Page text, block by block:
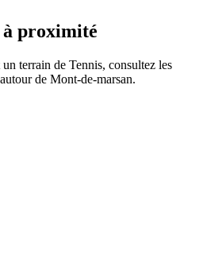
à proximité
terrain de Tennis, consultez les
de Mont-de-marsan.